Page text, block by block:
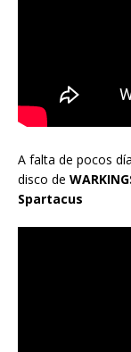
A falta de pocos
disco de
Spartacus